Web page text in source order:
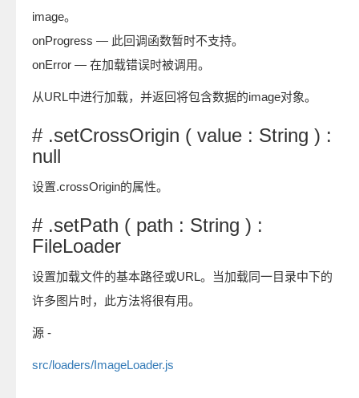
image。
onProgress — 此回调函数暂时不支持。
onError — 在加载错误时被调用。
从URL中进行加载，并返回将包含数据的image对象。
# .setCrossOrigin ( value : String ) :
null
设置.crossOrigin的属性。
# .setPath ( path : String ) :
FileLoader
设置加载文件的基本路径或URL。当加载同一目录中下的
许多图片时，此方法将很有用。
源 -
src/loaders/ImageLoader.js